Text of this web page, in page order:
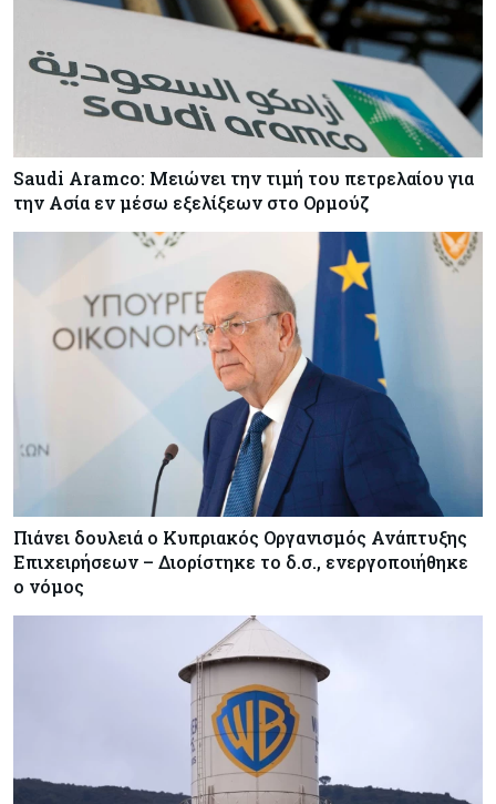
Saudi Aramco: Μειώνει την τιμή του πετρελαίου για
την Ασία εν μέσω εξελίξεων στο Ορμούζ
Πιάνει δουλειά ο Κυπριακός Οργανισμός Ανάπτυξης
Επιχειρήσεων – Διορίστηκε το δ.σ., ενεργοποιήθηκε
ο νόμος